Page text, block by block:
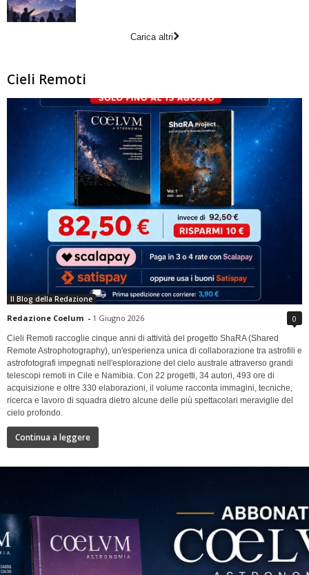
Carica altri
Cieli Remoti
Il Blog della Redazione
Redazione Coelum - 1 Giugno 2026 0
Cieli Remoti raccoglie cinque anni di attività del progetto ShaRA (Shared
Remote Astrophotography), un'esperienza unica di collaborazione tra astrofili e
astrofotografi impegnati nell'esplorazione del cielo australe attraverso grandi
telescopi remoti in Cile e Namibia. Con 22 progetti, 34 autori, 493 ore di
acquisizione e oltre 330 elaborazioni, il volume racconta immagini, tecniche,
ricerca e lavoro di squadra dietro alcune delle più spettacolari meraviglie del
cielo profondo.
Continua a leggere